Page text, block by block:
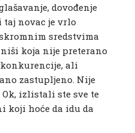
dovođenje
taj novac je vrlo
sredstvima
koja nije preterano
ali
zastupljeno. Nije
izlistali ste sve te
koji hoće da idu da